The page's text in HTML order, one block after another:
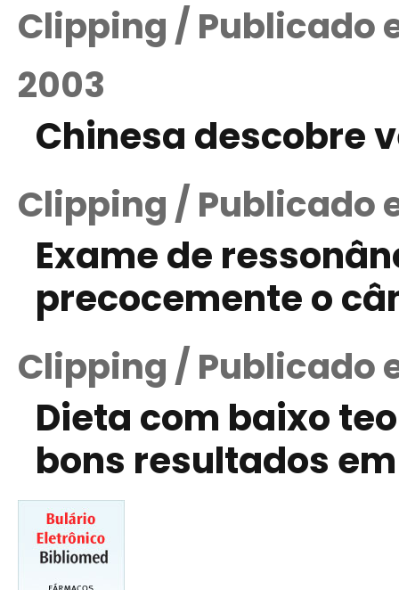
Clipping / Publicado
2003
Chinesa descobre
Clipping / Publicado
Exame de
precocemente o
Clipping / Publicado
Dieta com baixo
bons resultados